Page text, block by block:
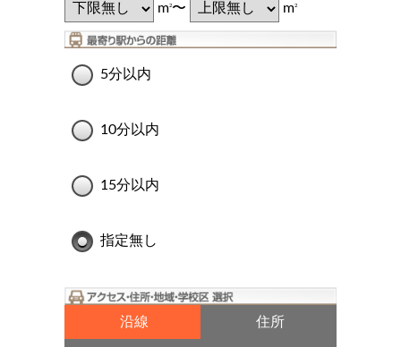
m2〜 m2
5分以内
10分以内
15分以内
指定無し
沿線 住所